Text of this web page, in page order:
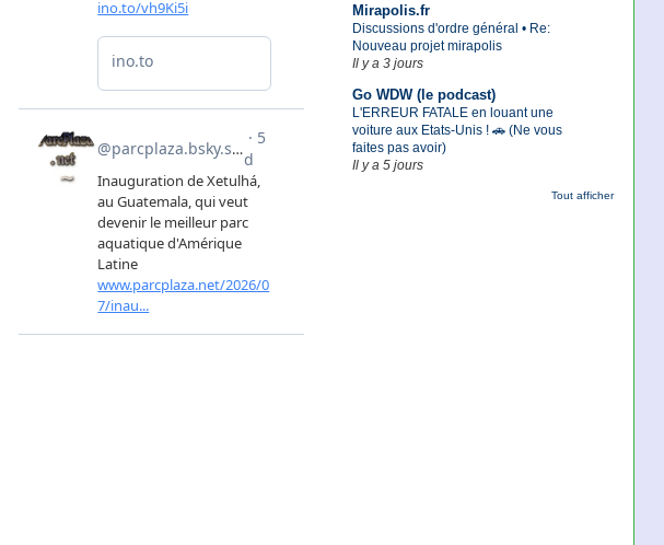
Mirapolis.fr
Discussions d'ordre général • Re:
Nouveau projet mirapolis
Il y a 3 jours
Go WDW (le podcast)
L'ERREUR FATALE en louant une
voiture aux Etats-Unis ! 🚗 (Ne vous
faites pas avoir)
Il y a 5 jours
Tout afficher